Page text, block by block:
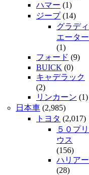
ハマー (1)
ジープ(14)
グラディ
エーター
(1)
フォード (9)
BUICK (0)
キャデラック
(2)
リンカーン (1)
日本車 (2,985)
トヨタ (2,017)
５０プリ
ウス
(156)
ハリアー
(28)